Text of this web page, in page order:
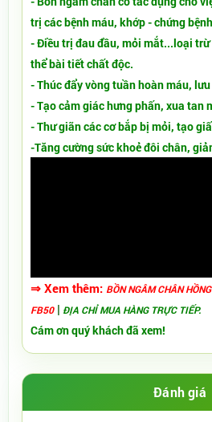
trị các bệnh máu, khớp - chứng
- Điều trị đau đầu, mỏi mắt...loại
thể bài tiết chất độc.
- Thúc đẩy vòng tuần hoàn máu,
- Tạo cảm giác hưng phấn, xua tan
- Thư giãn các cơ bắp bị mỏi, tạo
-Tăng cường sức khoẻ đôi chân,
⇒ Xem thêm: BỒN NGÂM CHÂN
FB50 | ĐỊA CHỈ MUA HÀNG TRỰC TIẾP.
Cám ơn quý khách đã xem!
Đánh giá